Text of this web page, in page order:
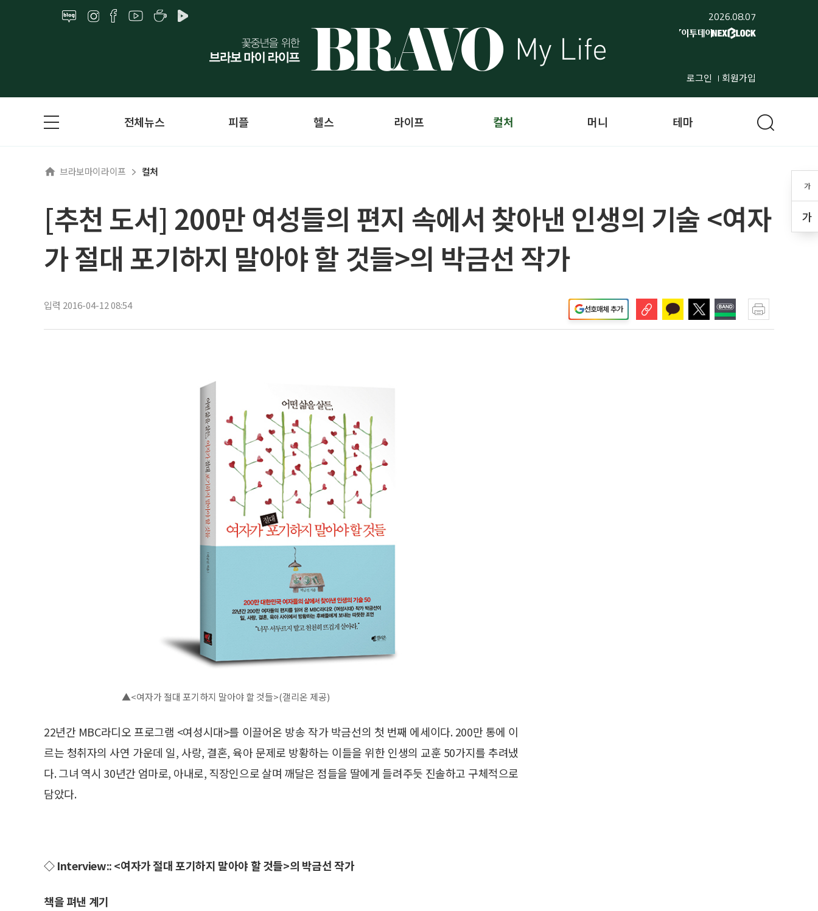
2026.08.07
로그인 회원가입
가
가
전체뉴스 피플 헬스 라이프 컬처 머니 테마
브라보마이라이프 컬처
[추천 도서] 200만 여성들의 편지 속에서 찾아낸 인생의 기술 <여자
가 절대 포기하지 말아야 할 것들>의 박금선 작가
입력 2016-04-12 08:54 선호매체 추가
▲<여자가 절대 포기하지 말아야 할 것들>(갤리온 제공)
22년간 MBC라디오 프로그램 <여성시대>를 이끌어온 방송 작가 박금선의 첫 번째 에세이다. 200만 통에 이
르는 청취자의 사연 가운데 일, 사랑, 결혼, 육아 문제로 방황하는 이들을 위한 인생의 교훈 50가지를 추려냈
다. 그녀 역시 30년간 엄마로, 아내로, 직장인으로 살며 깨달은 점들을 딸에게 들려주듯 진솔하고 구체적으로
담았다.
◇ Interview:: <여자가 절대 포기하지 말아야 할 것들>의 박금선 작가
책을 펴낸 계기